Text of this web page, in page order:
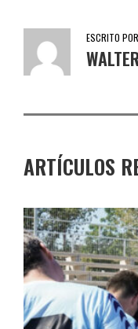
ESCRITO POR
ARTÍCULOS